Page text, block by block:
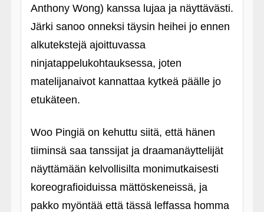
Anthony Wong) kanssa lujaa ja näyttävästi.
Järki sanoo onneksi täysin heihei jo ennen
alkutekstejä ajoittuvassa
ninjatappelukohtauksessa, joten
matelijanaivot kannattaa kytkeä päälle jo
etukäteen.
Woo Pingiä on kehuttu siitä, että hänen
tiiminsä saa tanssijat ja draamanäyttelijät
näyttämään kelvollisilta monimutkaisesti
koreografioiduissa mättöskeneissä, ja
pakko myöntää että tässä leffassa homma